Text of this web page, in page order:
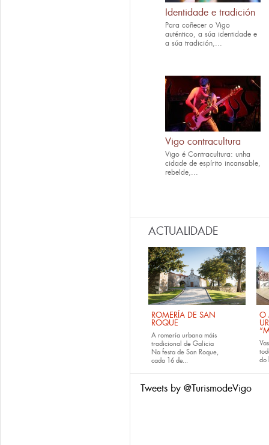
Identidade e tradición
Para coñecer o Vigo
auténtico, a súa identidade e
a súa tradición,...
Vigo contracultura
Vigo é Contracultura: unha
cidade de espírito incansable,
rebelde,...
ACTUALIDADE
ROMERÍA DE SAN
ROQUE
A romería urbana máis
tradicional de Galicia
Na festa de San Roque,
cada 16 de...
O
do
Tweets by @TurismodeVigo